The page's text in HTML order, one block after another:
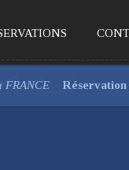
FRANCE Réservation